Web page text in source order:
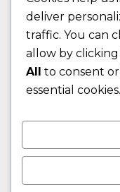
Sobre nos
FAQ (Perguntas
CLIENTE
Área do Cliente
Livro de
deliver
traffic. You can
allow by clicking
All to consent or
essential cookies.